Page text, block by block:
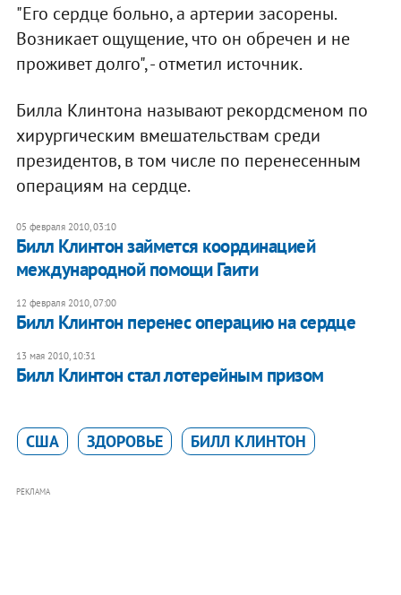
"Его сердце больно, а артерии засорены.
Возникает ощущение, что он обречен и не
проживет долго", - отметил источник.
Билла Клинтона называют рекордсменом по
хирургическим вмешательствам среди
президентов, в том числе по перенесенным
операциям на сердце.
05 февраля 2010, 03:10
Билл Клинтон займется координацией
международной помощи Гаити
12 февраля 2010, 07:00
Билл Клинтон перенес операцию на сердце
13 мая 2010, 10:31
Билл Клинтон стал лотерейным призом
США ЗДОРОВЬЕ БИЛЛ КЛИНТОН
РЕКЛАМА